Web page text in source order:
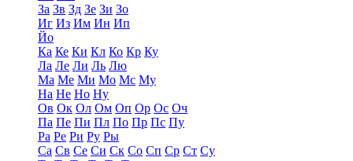
За Зв Зд Зе Зи Зо
Иг Из Им Ин Ип
Йо
Ка Ке Ки Кл Ко Кр Ку
Ла Ле Ли Ль Лю
Ма Ме Ми Мо Мс Му
На Не Но Ну
Ов Ок Ол Ом Оп Ор Ос Оч
Па Пе Пи Пл По Пр Пс Пу
Ра Ре Ри Ру Ры
Са Св Се Си Ск Со Сп Ср Ст Су